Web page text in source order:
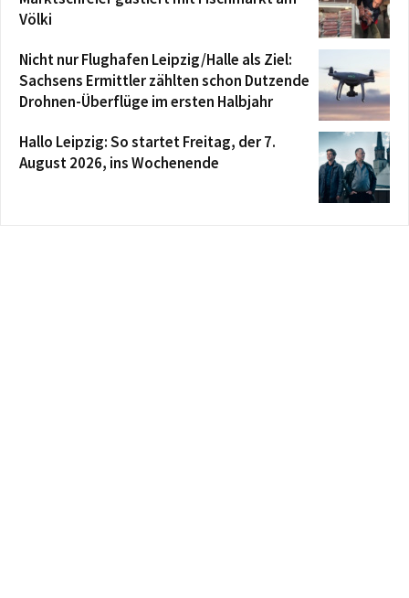
Völki
Nicht nur Flughafen Leipzig/Halle als Ziel:
Sachsens Ermittler zählten schon Dutzende
Drohnen-Überflüge im ersten Halbjahr
Hallo Leipzig: So startet Freitag, der 7.
August 2026, ins Wochenende